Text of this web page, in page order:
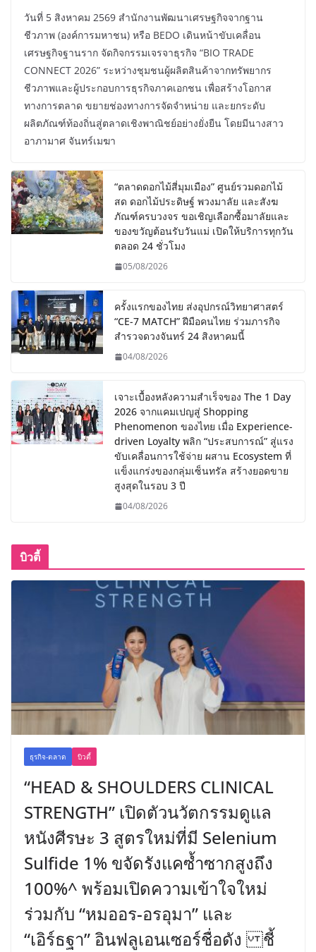
วันที่ 5 สิงหาคม 2569 สำนักงานพัฒนาเศรษฐกิจจากฐาน
ชีวภาพ (องค์การมหาชน) หรือ BEDO เดินหน้าขับเคลื่อน
เศรษฐกิจฐานราก จัดกิจกรรมเจรจาธุรกิจ “BIO TRADE
CONNECT 2026” ระหว่างชุมชนผู้ผลิตสินค้าจากทรัพยากร
ชีวภาพและผู้ประกอบการธุรกิจภาคเอกชน เพื่อสร้างโอกาส
ทางการตลาด ขยายช่องทางการจัดจำหน่าย และยกระดับ
ผลิตภัณฑ์ท้องถิ่นสู่ตลาดเชิงพาณิชย์อย่างยั่งยืน โดยมีนางสาว
อาภามาศ จันทร์เมฆา
“ตลาดดอกไม้สี่มุมเมือง” ศูนย์รวมดอกไม้
สด ดอกไม้ประดิษฐ์ พวงมาลัย และสังฆ
ภัณฑ์ครบวงจร ขอเชิญเลือกซื้อมาลัยและ
ของขวัญต้อนรับวันแม่ เปิดให้บริการทุกวัน
ตลอด 24 ชั่วโมง
05/08/2026
ครั้งแรกของไทย ส่งอุปกรณ์วิทยาศาสตร์
“CE-7 MATCH” ฝีมือคนไทย ร่วมภารกิจ
สำรวจดวงจันทร์ 24 สิงหาคมนี้
04/08/2026
เจาะเบื้องหลังความสำเร็จของ The 1 Day
2026 จากแคมเปญสู่ Shopping
Phenomenon ของไทย เมื่อ Experience-
driven Loyalty พลิก “ประสบการณ์” สู่แรง
ขับเคลื่อนการใช้จ่าย ผสาน Ecosystem ที่
แข็งแกร่งของกลุ่มเซ็นทรัล สร้างยอดขาย
สูงสุดในรอบ 3 ปี
04/08/2026
บิวตี้
ธุรกิจ-ตลาด บิวตี้
“HEAD & SHOULDERS CLINICAL
STRENGTH” เปิดตัวนวัตกรรมดูแล
หนังศีรษะ 3 สูตรใหม่ที่มี Selenium
Sulfide 1% ขจัดรังแคซ้ำซากสูงถึง
100%^ พร้อมเปิดความเข้าใจใหม่
ร่วมกับ “หมออร-อรอุมา” และ
“เอิร์ธฐา” อินฟลูเอนเซอร์ชื่อดัง ชี้